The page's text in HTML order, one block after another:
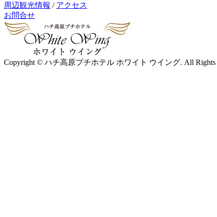
周辺観光情報 / アクセス
お問合せ
Copyright © ハチ高原プチホテル ホワイト ウイング. All Rights